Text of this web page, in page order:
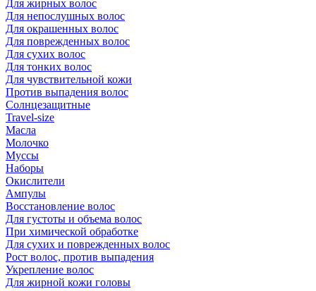
Для жирных волос
Для непослушных волос
Для окрашенных волос
Для поврежденных волос
Для сухих волос
Для тонких волос
Для чувствительной кожи
Против выпадения волос
Солнцезащитные
Travel-size
Масла
Молочко
Муссы
Наборы
Окислители
Ампулы
Восстановление волос
Для густоты и объема волос
При химической обработке
Для сухих и поврежденных волос
Рост волос, против выпадения
Укрепление волос
Для жирной кожи головы